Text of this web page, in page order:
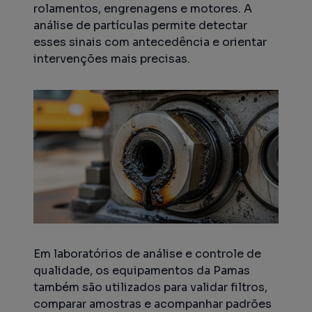
rolamentos, engrenagens e motores. A
análise de partículas permite detectar
esses sinais com antecedência e orientar
intervenções mais precisas.
Em laboratórios de análise e controle de
qualidade, os equipamentos da Pamas
também são utilizados para validar filtros,
comparar amostras e acompanhar padrões